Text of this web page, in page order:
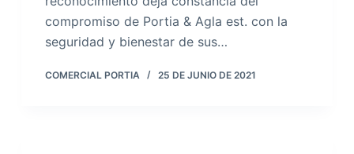
compromiso de Portia & Agla est. con la
seguridad y bienestar de sus…
COMERCIAL PORTIA 25 DE JUNIO DE 2021